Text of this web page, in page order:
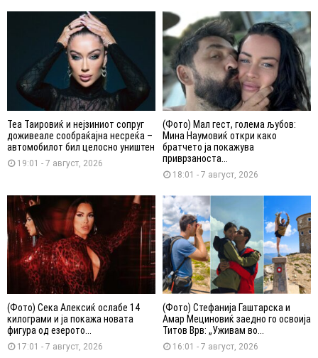
Теа Таировиќ и нејзиниот сопруг
доживеале сообраќајна несреќа –
автомобилот бил целосно уништен
19:01 - 7 август, 2026
(Фото) Мал гест, голема љубов:
Мина Наумовиќ откри како
братчето ја покажува
приврзаноста...
18:01 - 7 август, 2026
(Фото) Сека Алексиќ ослабе 14
килограми и ја покажа новата
фигура од езерото...
17:01 - 7 август, 2026
(Фото) Стефанија Гаштарска и
Амар Мециновиќ заедно го освоија
Титов Врв: „Уживам во...
16:01 - 7 август, 2026